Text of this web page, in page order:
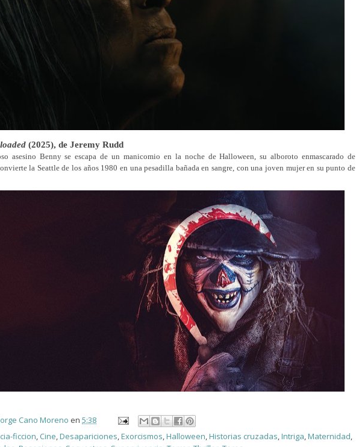
(2025), de Jeremy Rudd
asesino Benny se escapa de un manicomio en la noche de Halloween, su alboroto enmascarado de
la Seattle de los años 1980 en una pesadilla bañada en sangre, con una joven mujer en su punto de
Cano Moreno en 5:38
ficcion, Cine,Desapariciones,Exorcismos,Halloween,Historias cruzadas,Intriga,Maternidad,